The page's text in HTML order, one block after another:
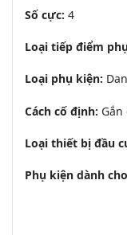
Số cực: 4
Loại tiếp điểm
Loại phụ kiện:
Cách cố định:
Loại thiết bị đầu
Phụ kiện dành